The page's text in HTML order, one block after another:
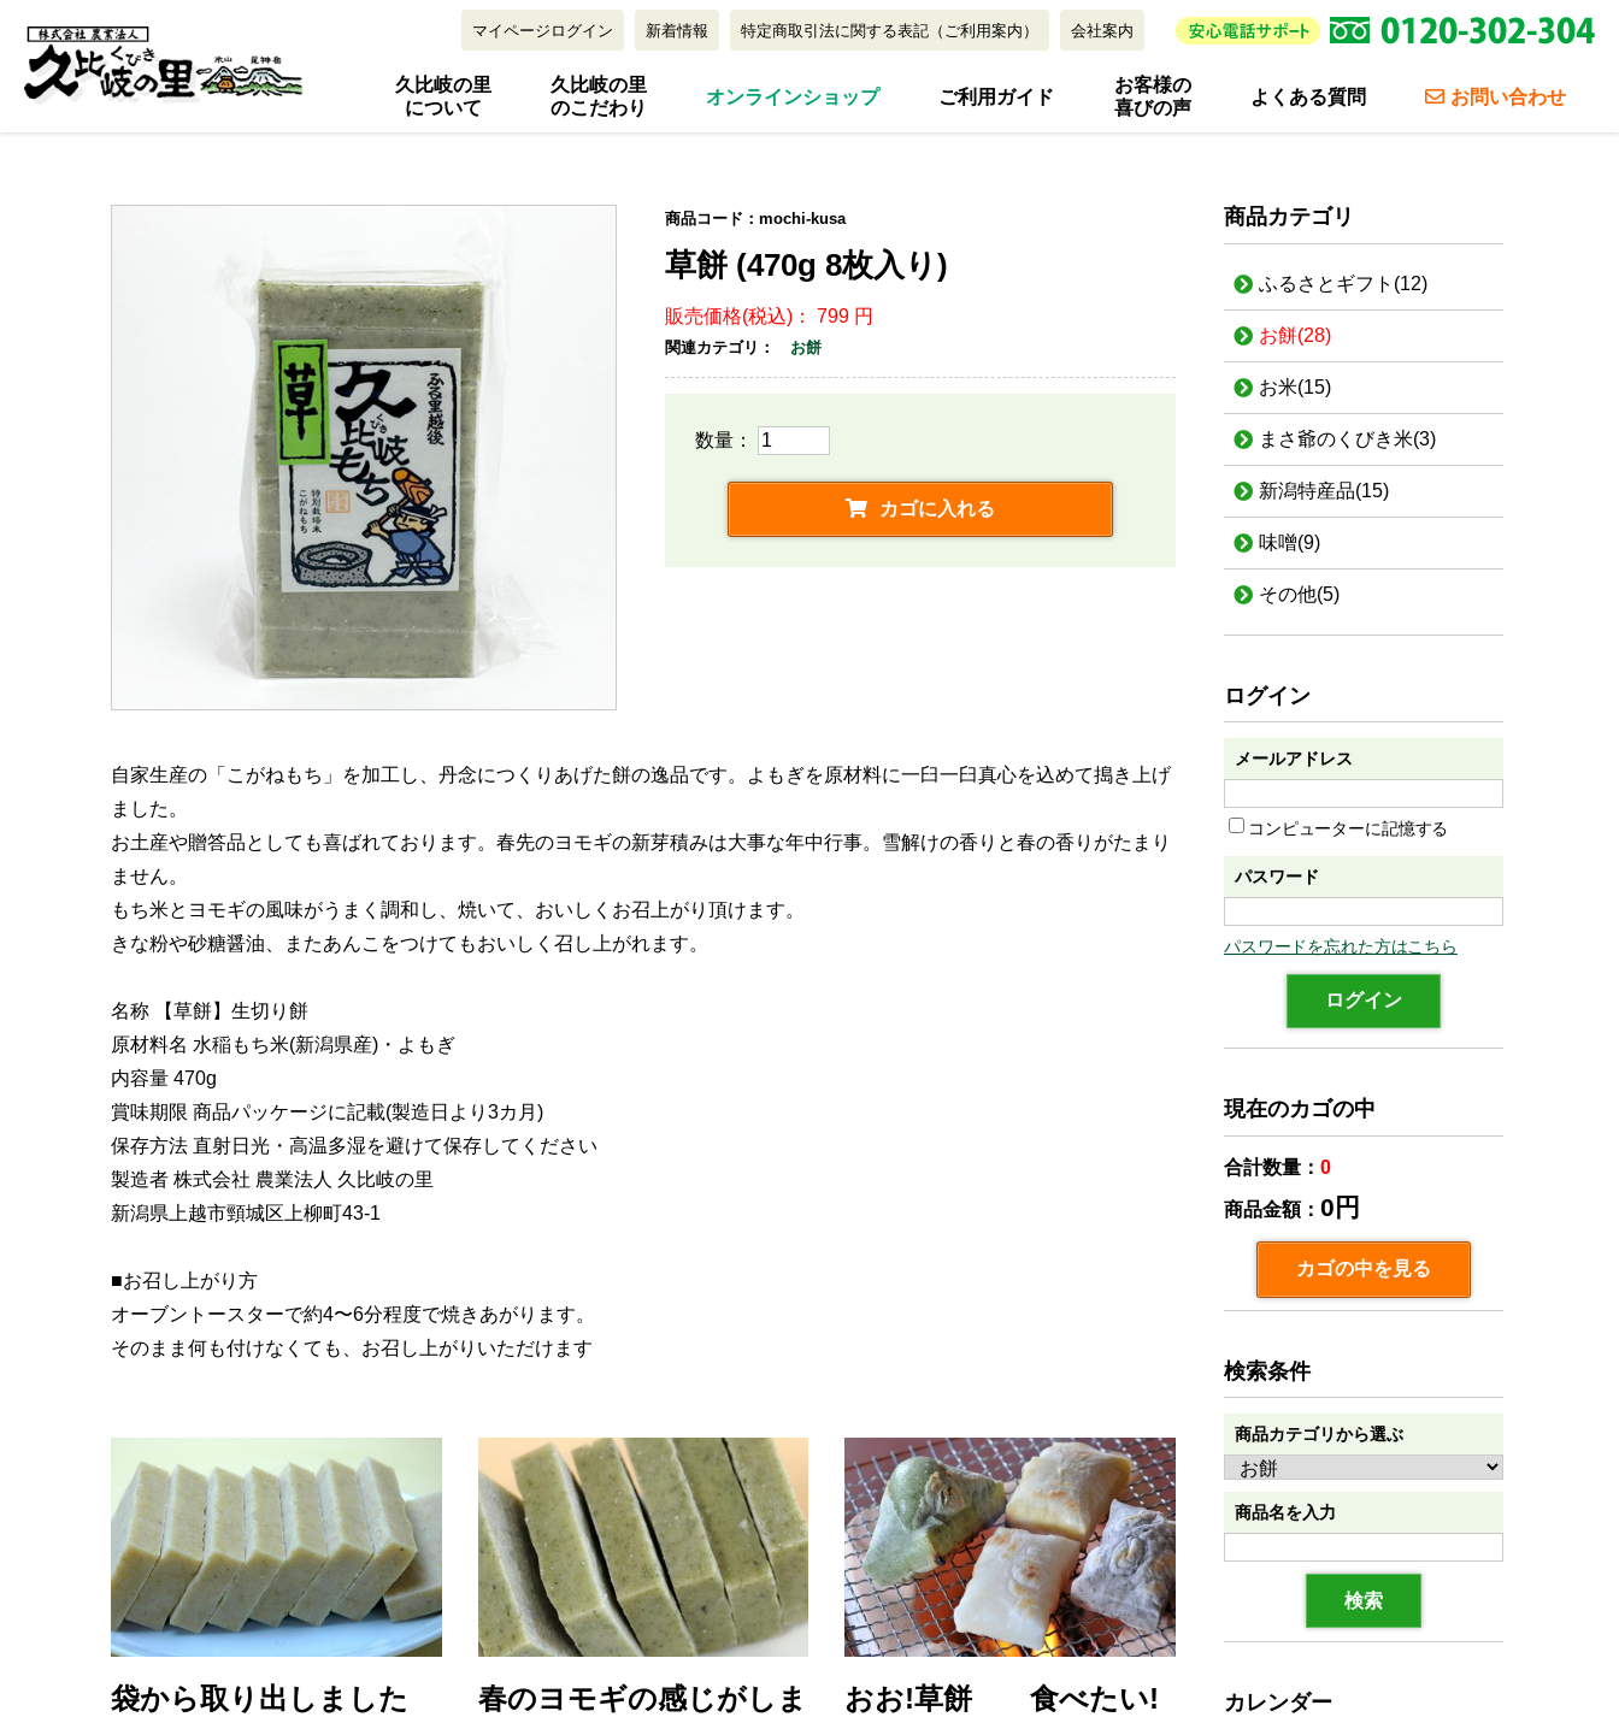
マイページログイン 新着情報 特定商取引法に関する表記 （ご利用案内） 会社案内
久比岐の里
について
久比岐の里
のこだわり
味噌
新潟特産品
オンラインショップ ご利用ガイド
お客様の
喜びの声
よくある質問 お問い合わせ
商品コード： mochi-kusa
草餅 (470g 8枚入り)
販売価格(税込)： 799 円
関連カテゴリ： お餅
数量：
カゴに入れる
自家生産の「こがねもち」を加工し、丹念につくりあげた餅の逸品です。よもぎを原材料に一臼一臼真心を込めて搗き上げ
ました。
お土産や贈答品としても喜ばれております。春先のヨモギの新芽積みは大事な年中行事。雪解けの香りと春の香りがたまり
ません。
もち米とヨモギの風味がうまく調和し、焼いて、おいしくお召上がり頂けます。
きな粉や砂糖醤油、またあんこをつけてもおいしく召し上がれます。
名称 【草餅】生切り餅
原材料名 水稲もち米(新潟県産)・よもぎ
内容量 470g
賞味期限 商品パッケージに記載(製造日より3カ月)
保存方法 直射日光・高温多湿を避けて保存してください
製造者 株式会社 農業法人 久比岐の里
新潟県上越市頸城区上柳町43-1
■お召し上がり方
オーブントースターで約4〜6分程度で焼きあがります。
そのまま何も付けなくても、お召し上がりいただけます
袋から取り出しました
春のヨモギの感じがしま
おお!草餅 食べたい!
商品カテゴリ
ふるさとギフト (12)
お餅(28)
お米(15)
まさ爺のくびき米(3)
新潟特産品(15)
味噌(9)
その他(5)
ログイン
メールアドレス
コンピューターに記憶する
パスワード
パスワードを忘れた方はこちら
現在のカゴの中
合計数量： 0
商品金額： 0円
カゴの中を見る
検索条件
商品カテゴリから選ぶ
商品名を入力
カレンダー